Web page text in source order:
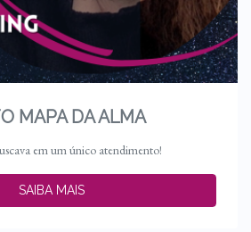
MAPA DA ALMA
em um único atendimento!
SAIBA MAIS